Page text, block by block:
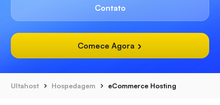
Contato
Comece Agora
Ultahost Hospedagem eCommerce Hosting